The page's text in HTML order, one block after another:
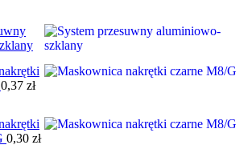
0,37 zł
0,30 zł